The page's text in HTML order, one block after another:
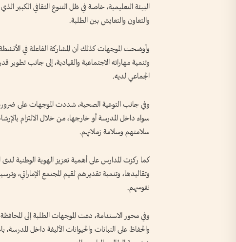
البيئة التعليمية، خاصة في ظل التنوع الثقافي الكبير
والتعاون والتعايش بين الطلبة.
وأوضحت الموجهات كذلك أن المشاركة الفاعلة في
وتنمية مهاراته الاجتماعية والقيادية، إلى جانب تطوير
الجماعي لديه.
وفي جانب التوعية الصحية، شددت الموجهات على
سواء داخل المدرسة أو خارجها، من خلال الالتزام
سلامتهم وسلامة زملائهم.
كما ركزت المدارس على أهمية تعزيز الهوية الوطنية لدى
وتقاليدها، وتنمية تقديرهم لقيم المجتمع الإماراتي،
نفوسهم.
وفي محور الاستدامة، دعت الموجهات الطلبة إلى المحافظة
والحفاظ على النباتات والحيوانات الأليفة داخل